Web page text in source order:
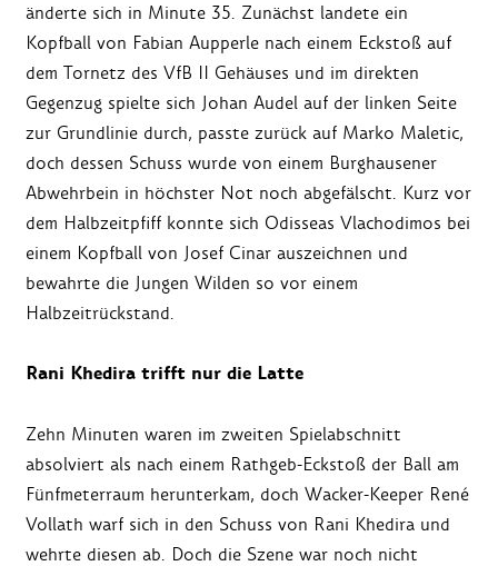
änderte sich in Minute 35. Zunächst landete ein
Kopfball von Fabian Aupperle nach einem Eckstoß auf
dem Tornetz des VfB II Gehäuses und im direkten
Gegenzug spielte sich Johan Audel auf der linken Seite
zur Grundlinie durch, passte zurück auf Marko Maletic,
doch dessen Schuss wurde von einem Burghausener
Abwehrbein in höchster Not noch abgefälscht. Kurz vor
dem Halbzeitpfiff konnte sich Odisseas Vlachodimos bei
einem Kopfball von Josef Cinar auszeichnen und
bewahrte die Jungen Wilden so vor einem
Halbzeitrückstand.
Rani Khedira trifft nur die Latte
Zehn Minuten waren im zweiten Spielabschnitt
absolviert als nach einem Rathgeb-Eckstoß der Ball am
Fünfmeterraum herunterkam, doch Wacker-Keeper René
Vollath warf sich in den Schuss von Rani Khedira und
wehrte diesen ab. Doch die Szene war noch nicht